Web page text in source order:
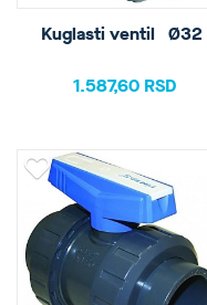
Kuglasti ventil   Ø32
1.587,60 RSD